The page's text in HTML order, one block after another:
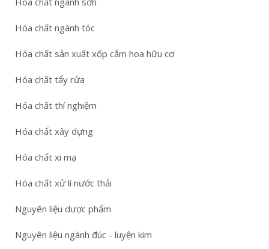
Hóa chất ngành tóc
Hóa chất sản xuất xốp cắm hoa hữu cơ
Hóa chất tẩy rửa
Hóa chất thí nghiệm
Hóa chất xây dựng
Hóa chất xi mạ
Hóa chất xử lí nước thải
Nguyên liệu dược phẩm
Nguyên liệu ngành đúc - luyện kim